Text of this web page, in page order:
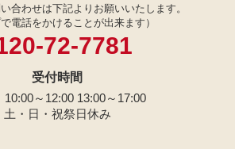
合わせは下記よりお願いいたします。
で電話をかけることが出来ます）
72-7781
受付時間
10:00～12:00 13:00～17:00
土・日・祝祭日休み